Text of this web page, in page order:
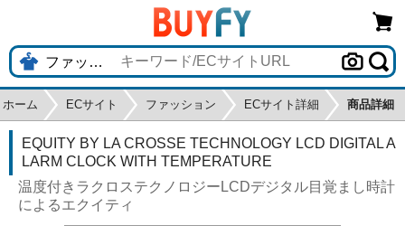
ホーム ECサイト ファッション ECサイト詳細 商品詳細
EQUITY BY LA CROSSE TECHNOLOGY LCD DIGITAL A
LARM CLOCK WITH TEMPERATURE
温度付きラクロステクノロジーLCDデジタル目覚まし時計
によるエクイティ